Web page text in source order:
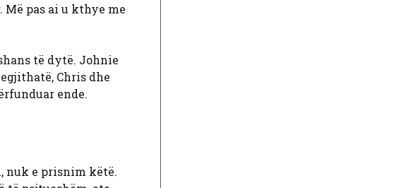
Më pas ai u kthye me
të dytë. Johnie
Chris dhe
ende.
nuk e prisnim këtë.